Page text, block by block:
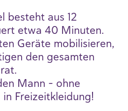
besteht aus 12
etwa 40 Minuten.
Geräte mobilisieren,
den gesamten
Mann - ohne
Freizeitkleidung!